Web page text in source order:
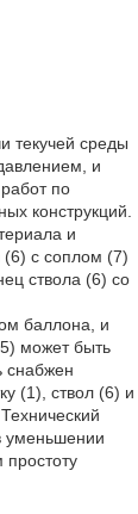
текучей среды
и
по
конструкций.
и
(6) с соплом (7)
ствола (6) со
баллона, и
может быть
снабжен
(1), ствол (6) и
уменьшении
простоту